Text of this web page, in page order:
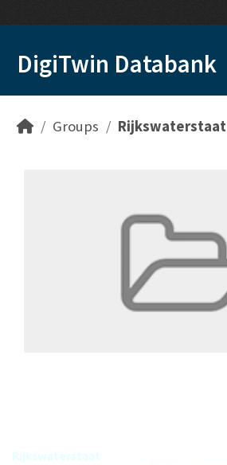
DigiTwin Databank
Groups Rijkswaterstaat
Rijkswaterstaat